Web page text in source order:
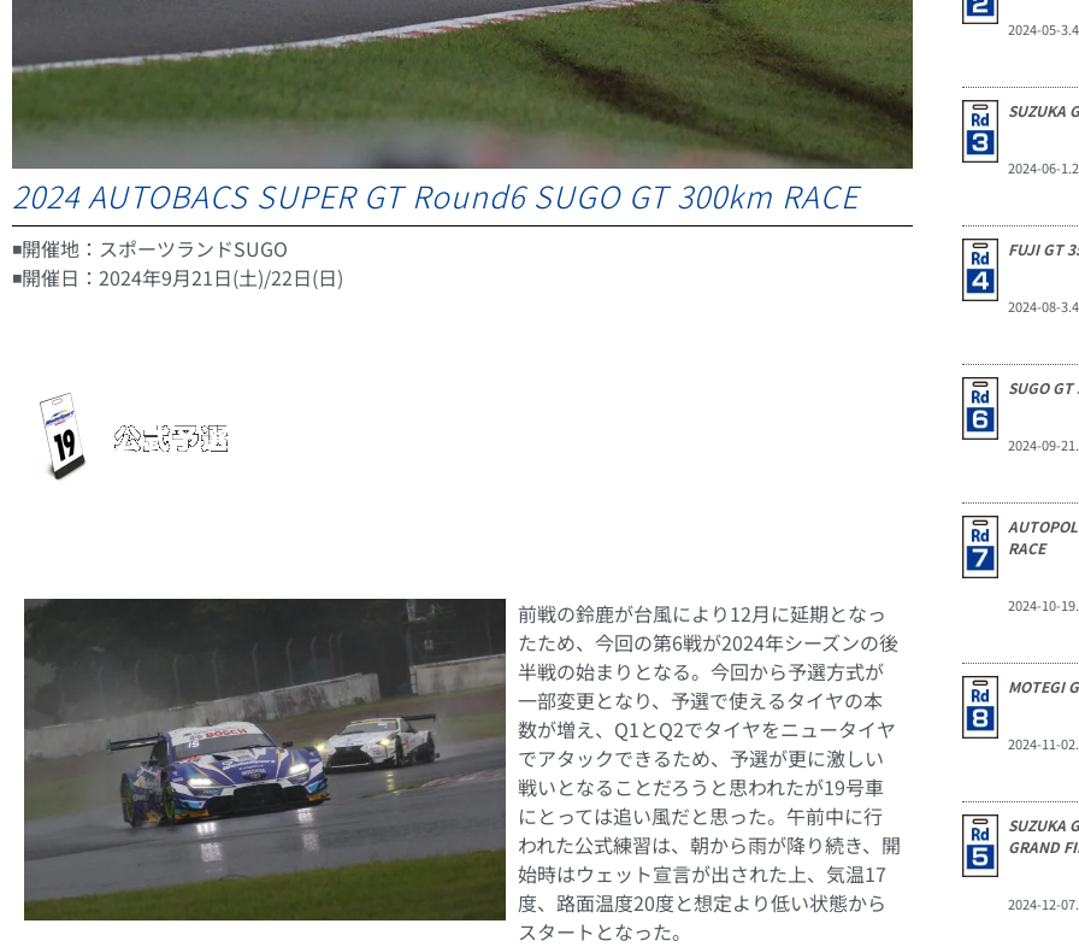
2024 AUTOBACS SUPER GT Round6 SUGO GT 300km RACE
◾️開催地：スポーツランドSUGO
◾️開催日：2024年9月21日(土)/22日(日)
前戦の鈴鹿が台風により12月に延期となっ
たため、今回の第6戦が2024年シーズンの後
半戦の始まりとなる。今回から予選方式が
一部変更となり、予選で使えるタイヤの本
数が増え、Q1とQ2でタイヤをニュータイヤ
でアタックできるため、予選が更に激しい
戦いとなることだろうと思われたが19号車
にとっては追い風だと思った。午前中に行
われた公式練習は、朝から雨が降り続き、開
始時はウェット宣言が出された上、気温17
度、路面温度20度と想定より低い状態から
スタートとなった。
2024-05-3.4
SUZUKA
2024-06-1.2
FUJI GT
2024-08-3.4
SUGO
2024-09-
RACE
2024-10-
MOTEGI
2024-11-
SUZUKA
GRAND
2024-12-